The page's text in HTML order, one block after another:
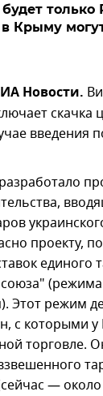
только
Крыму
Новости.
скачка
введения
проекту,
единого
Этот режим
с которыми у
торговле.
— около